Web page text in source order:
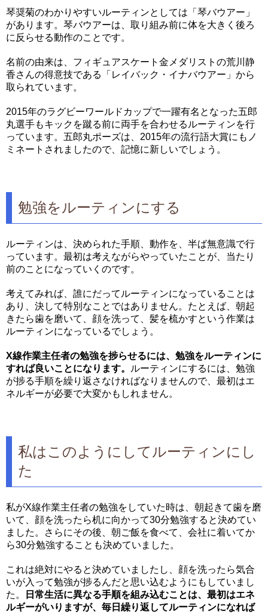
琴奨菊のわかりやすいルーティンとしては「琴バウアー」
があります。琴バウアーは、取り組み前に体を大きく後ろ
に反らせる動作のことです。
名前の由来は、フィギュアスケート金メダリストの荒川静
香さんの得意技である「レイバック・イナバウアー」から
取られています。
2015年のラグビーワールドカップで一躍有名となった五郎
丸選手もキックを蹴る前に両手を合わせるルーティンを行
っています。五郎丸ポーズは、2015年の流行語大賞にもノ
ミネートされましたので、記憶に新しいでしょう。
勉強をルーティンにする
ルーティンは、決められた手順、動作を、半ば無意識で行
っています。最初は考えながらやっていたことが、当たり
前のことになっていくのです。
考えてみれば、誰にだってルーティンになっていることは
あり、決して特別なことではありません。たとえば、朝起
きたら歯を磨いて、顔を洗って、髪を梳かすという作業は
ルーティンになっているでしょう。
X線作業主任者の勉強を捗らせるには、勉強をルーティンに
すれば良いことになります。
ルーティンにするには、勉強
が捗る手順を繰り返さなければなりませんので、最初はエ
ネルギーが必要で大変かもしれません。
私はこのようにしてルーティンにし
た
私がX線作業主任者の勉強をしていた時は、朝起きて歯を磨
いて、顔を洗ったら机に向かって30分勉強すると決めてい
ました。さらにその後、朝ご飯を食べて、会社に着いてか
ら30分勉強することも決めていました。
これは絶対にやると決めていましたし、顔を洗ったら気合
いが入って勉強が捗るんだと思い込むようにもしていまし
た。
日常生活に異なる手順を組み込むことは、最初はエネ
ルギーがいりますが、毎日繰り返してルーティンになれば